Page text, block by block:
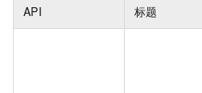
API 标题